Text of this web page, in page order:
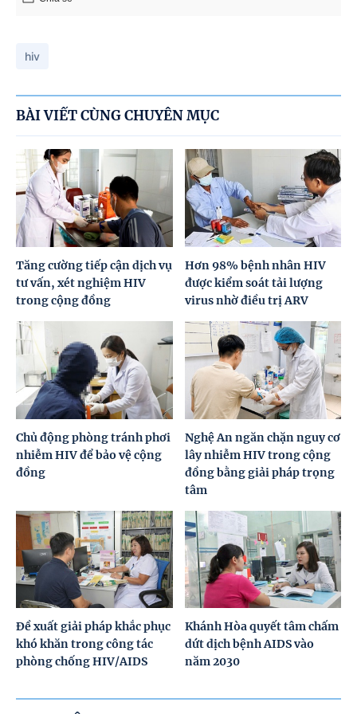
hiv
BÀI VIẾT CÙNG CHUYÊN MỤC
Tăng cường tiếp cận dịch vụ
tư vấn, xét nghiệm HIV
trong cộng đồng
Hơn 98% bệnh nhân HIV
được kiểm soát tải lượng
virus nhờ điều trị ARV
Chủ động phòng tránh phơi
nhiễm HIV để bảo vệ cộng
đồng
Nghệ An ngăn chặn nguy cơ
lây nhiễm HIV trong cộng
đồng bằng giải pháp trọng
tâm
Đề xuất giải pháp khắc phục
khó khăn trong công tác
phòng chống HIV/AIDS
Khánh Hòa quyết tâm chấm
dứt dịch bệnh AIDS vào
năm 2030